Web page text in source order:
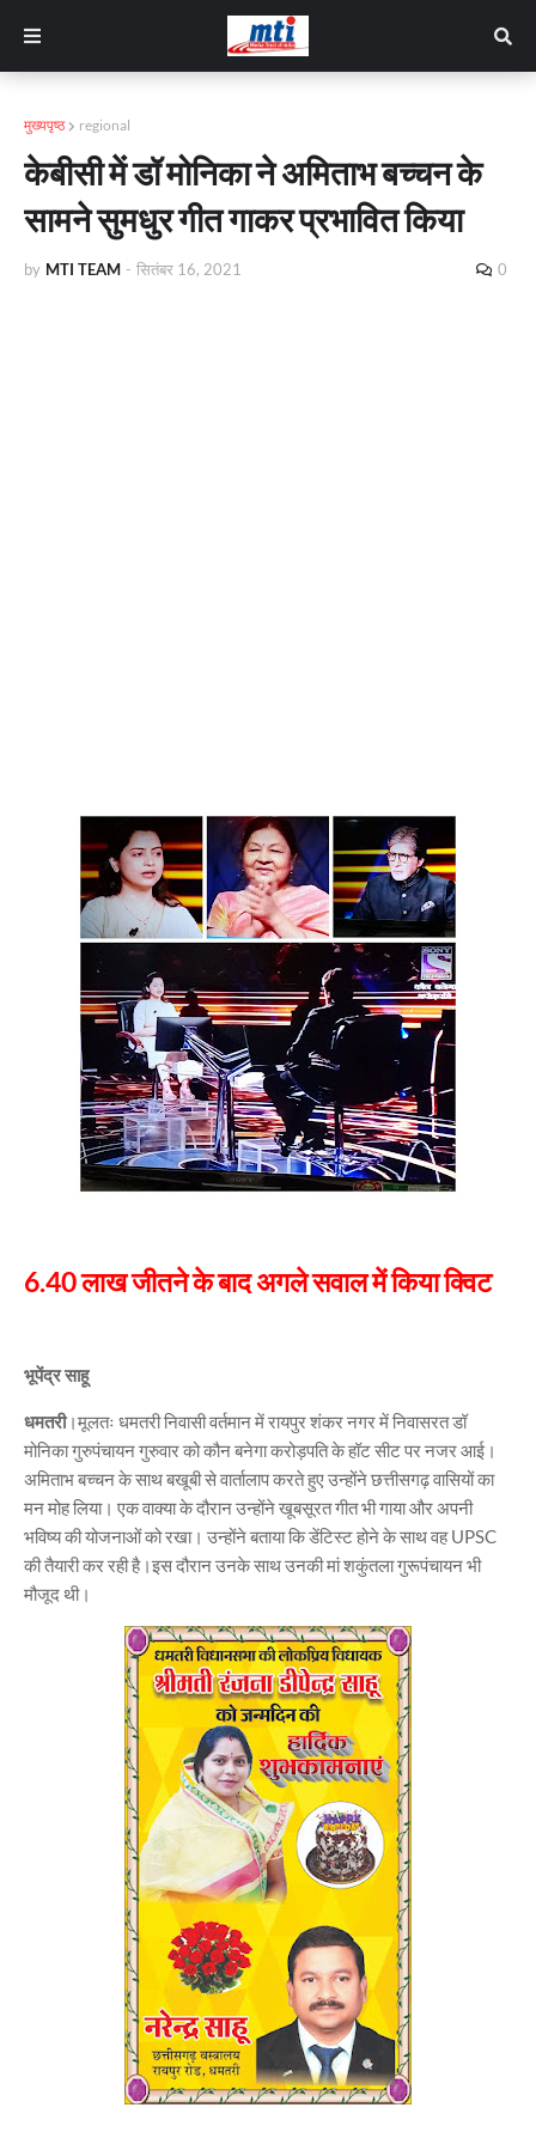
मुख्यपृष्ठ regional
केबीसी में डॉ मोनिका ने अमिताभ बच्चन के
सामने सुमधुर गीत गाकर प्रभावित किया
by MTI TEAM - सितंबर 16, 2021 0
6.40 लाख जीतने के बाद अगले सवाल में किया क्विट
भूपेंद्र साहू
धमतरी।मूलतः धमतरी निवासी वर्तमान में रायपुर शंकर नगर में निवासरत डॉ
मोनिका गुरुपंचायन गुरुवार को कौन बनेगा करोड़पति के हॉट सीट पर नजर आई।
अमिताभ बच्चन के साथ बखूबी से वार्तालाप करते हुए उन्होंने छत्तीसगढ़ वासियों का
मन मोह लिया। एक वाक्या के दौरान उन्होंने खूबसूरत गीत भी गाया और अपनी
भविष्य की योजनाओं को रखा। उन्होंने बताया कि डेंटिस्ट होने के साथ वह UPSC
की तैयारी कर रही है।इस दौरान उनके साथ उनकी मां शकुंतला गुरूपंचायन भी
मौजूद थी।